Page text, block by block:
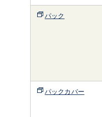
パック
パックカバー